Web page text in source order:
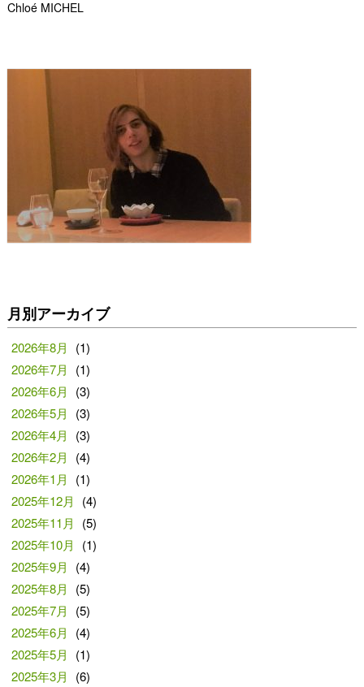
Chloé MICHEL
月別アーカイブ
2026年8月
(1)
2026年7月
(1)
2026年6月
(3)
2026年5月
(3)
2026年4月
(3)
2026年2月
(4)
2026年1月
(1)
2025年12月
(4)
2025年11月
(5)
2025年10月
(1)
2025年9月
(4)
2025年8月
(5)
2025年7月
(5)
2025年6月
(4)
2025年5月
(1)
2025年3月
(6)